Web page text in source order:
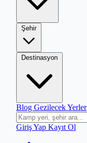
Şehir
Destinasyon
Blog Gezilecek Yerler
Giriş Yap Kayıt Ol